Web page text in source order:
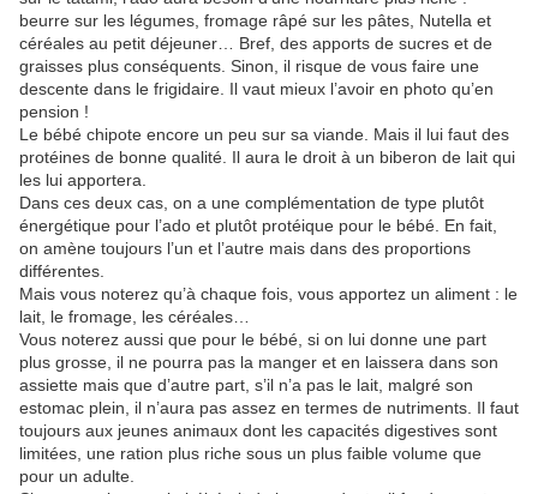
beurre sur les légumes, fromage râpé sur les pâtes, Nutella et
céréales au petit déjeuner… Bref, des apports de sucres et de
graisses plus conséquents. Sinon, il risque de vous faire une
descente dans le frigidaire. Il vaut mieux l’avoir en photo qu’en
pension !
Le bébé chipote encore un peu sur sa viande. Mais il lui faut des
protéines de bonne qualité. Il aura le droit à un biberon de lait qui
les lui apportera.
Dans ces deux cas, on a une complémentation de type plutôt
énergétique pour l’ado et plutôt protéique pour le bébé. En fait,
on amène toujours l’un et l’autre mais dans des proportions
différentes.
Mais vous noterez qu’à chaque fois, vous apportez un aliment : le
lait, le fromage, les céréales…
Vous noterez aussi que pour le bébé, si on lui donne une part
plus grosse, il ne pourra pas la manger et en laissera dans son
assiette mais que d’autre part, s’il n’a pas le lait, malgré son
estomac plein, il n’aura pas assez en termes de nutriments. Il faut
toujours aux jeunes animaux dont les capacités digestives sont
limitées, une ration plus riche sous un plus faible volume que
pour un adulte.